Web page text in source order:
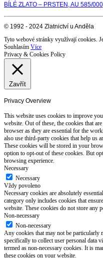
BÍLÉ ZLATO – PRSTEN, AU 585/000
© 1992 - 2024 Zlatnictví u Anděla
Tyto webové stránky využívají cookies.
Souhlasím Více
Privacy & Cookies Policy
Zavřít
Privacy Overview
This website uses cookies to improve
website. Out of these, the cookies that
browser as they are essential for the
also use third-party cookies that help us
These cookies will be stored in your
option to opt-out of these cookies. But
browsing experience.
Necessary
Necessary
Vždy povoleno
Necessary cookies are absolutely
category only includes cookies that
website. These cookies do not store any
Non-necessary
Non-necessary
Any cookies that may not be particularly
specifically to collect user personal data
termed as non-necessary cookies. It is
these cookies on your website.